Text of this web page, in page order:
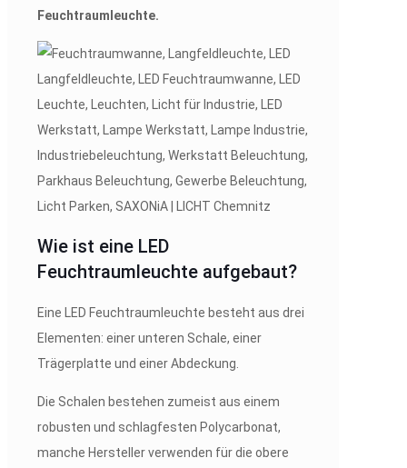
Feuchtraumleuchte.
Wie ist eine LED
Feuchtraumleuchte aufgebaut?
Eine LED Feuchtraumleuchte besteht aus drei
Elementen: einer unteren Schale, einer
Trägerplatte und einer Abdeckung.
Die Schalen bestehen zumeist aus einem
robusten und schlagfesten Polycarbonat,
manche Hersteller verwenden für die obere